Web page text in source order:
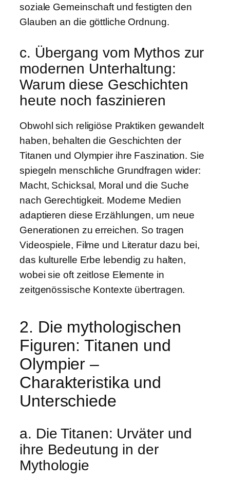
soziale Gemeinschaft und festigten den
Glauben an die göttliche Ordnung.
c. Übergang vom Mythos zur
modernen Unterhaltung:
Warum diese Geschichten
heute noch faszinieren
Obwohl sich religiöse Praktiken gewandelt
haben, behalten die Geschichten der
Titanen und Olympier ihre Faszination. Sie
spiegeln menschliche Grundfragen wider:
Macht, Schicksal, Moral und die Suche
nach Gerechtigkeit. Moderne Medien
adaptieren diese Erzählungen, um neue
Generationen zu erreichen. So tragen
Videospiele, Filme und Literatur dazu bei,
das kulturelle Erbe lebendig zu halten,
wobei sie oft zeitlose Elemente in
zeitgenössische Kontexte übertragen.
2. Die mythologischen
Figuren: Titanen und
Olympier –
Charakteristika und
Unterschiede
a. Die Titanen: Urväter und
ihre Bedeutung in der
Mythologie